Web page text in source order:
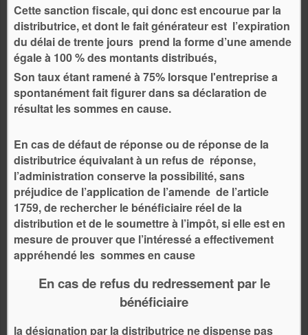
Cette sanction fiscale, qui donc est encourue par la
distributrice, et dont le fait générateur est l’expiration
du délai de trente jours prend la forme d’une amende
égale à 100 % des montants distribués,
Son taux étant ramené à 75% lorsque l'entreprise a
spontanément fait figurer dans sa déclaration de
résultat les sommes en cause.
En cas de défaut de réponse ou de réponse de la
distributrice équivalant à un refus de réponse,
l’administration conserve la possibilité, sans
préjudice de l’application de l’amende de l’article
1759, de rechercher le bénéficiaire réel de la
distribution et de le soumettre à l’impôt, si elle est en
mesure de prouver que l’intéressé a effectivement
appréhendé les sommes en cause
En cas de refus du redressement par le
bénéficiaire
la désignation par la distributrice ne dispense pas